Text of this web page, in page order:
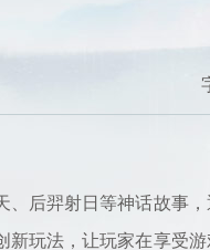
后羿射日等神话故事，
玩法，让玩家在享受